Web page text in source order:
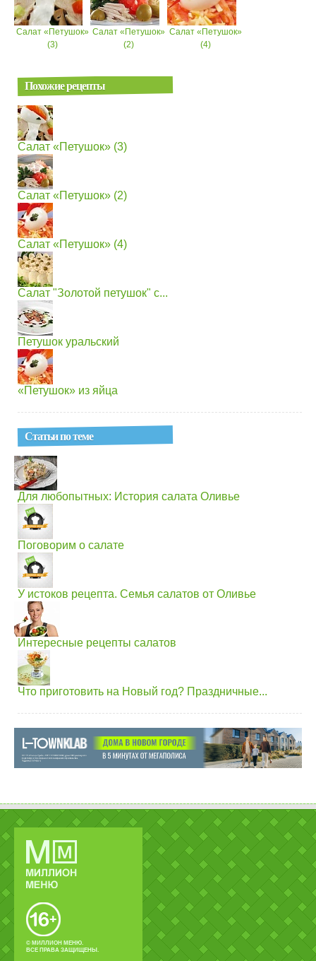
Салат «Петушок»
(3)
Салат «Петушок»
(2)
Салат «Петушок»
(4)
Похожие рецепты
Салат «Петушок» (3)
Салат «Петушок» (2)
Салат «Петушок» (4)
Салат "Золотой петушок" с...
Петушок уральский
«Петушок» из яйца
Статьи по теме
Для любопытных: История салата Оливье
Поговорим о салате
У истоков рецепта. Семья салатов от Оливье
Интересные рецепты салатов
Что приготовить на Новый год? Праздничные...
© МИЛЛИОН МЕНЮ.
ВСЕ ПРАВА ЗАЩИЩЕНЫ.